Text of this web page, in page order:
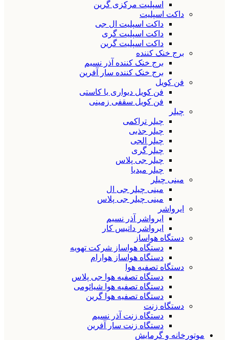
اسپلیت مرکزی گرین
داکت اسپلیت
داکت اسپلیت ال جی
داکت اسپلیت گری
داکت اسپلیت گرین
برج خنک کننده
برج خنک کننده آذر نسیم
برج خنک کننده سار آفرین
فن کویل
فن کویل دیواری یا کاستی
فن کویل سقفی زمینی
چیلر
چیلر تراکمی
چیلر جذبی
چیلر الجی
چیلر گری
چیلر جی پلاس
چیلر میدیا
مینی چیلر
مینی چیلر جی ال
مینی چیلر جی پلاس
ایرواشر
ایرواشر آذر نسیم
ایرواشر داتیس کار
دستگاه هواساز
دستگاه هواساز شرکت تهویه
دستگاه هواساز هوارام
دستگاه تصفیه هوا
دستگاه تصفیه هوا جی پلاس
دستگاه تصفیه هوا شیائومی
دستگاه تصفیه هوا گرین
دستگاه زنت
دستگاه زنت آذر نسیم
دستگاه زنت سار آفرین
موتورخانه و گرمایش